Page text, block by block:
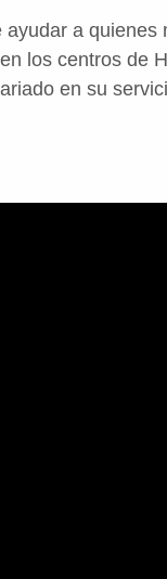
a
los centros de
en su